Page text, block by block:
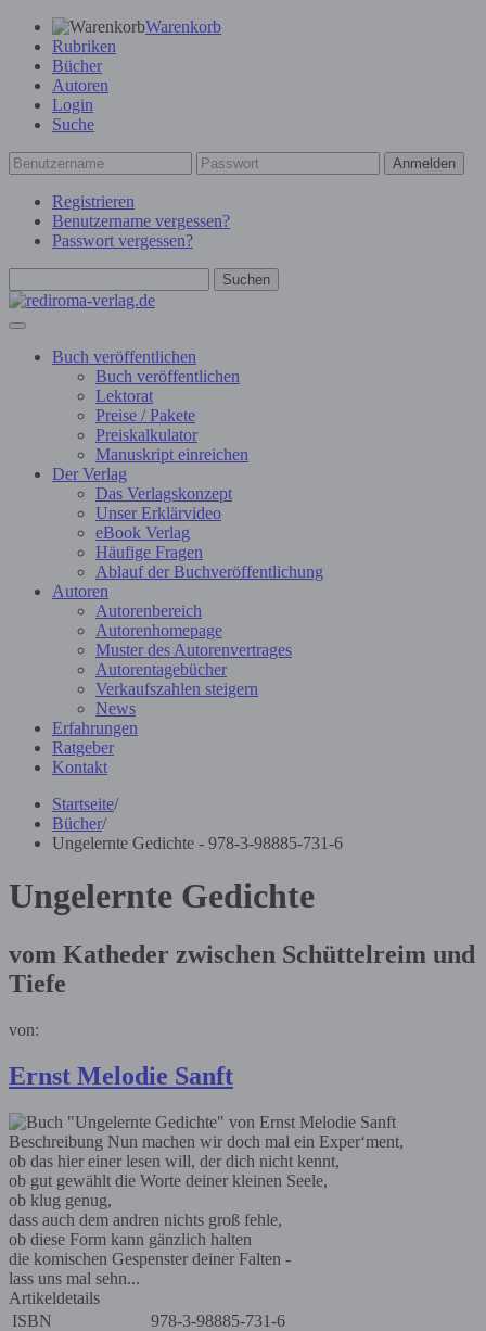
Warenkorb
Rubriken
Bücher
Autoren
Login
Suche
Anmelden
Registrieren
Benutzername vergessen?
Passwort vergessen?
Suchen
Buch veröffentlichen
Buch veröffentlichen
Lektorat
Preise / Pakete
Preiskalkulator
Manuskript einreichen
Der Verlag
Das Verlagskonzept
Unser Erklärvideo
eBook Verlag
Häufige Fragen
Ablauf der Buchveröffentlichung
Autoren
Autorenbereich
Autorenhomepage
Muster des Autorenvertrages
Autorentagebücher
Verkaufszahlen steigern
News
Erfahrungen
Ratgeber
Kontakt
Startseite/
Bücher/
Ungelernte Gedichte - 978-3-98885-731-6
Ungelernte Gedichte
vom Katheder zwischen Schüttelreim und
Tiefe
von:
Ernst Melodie Sanft
Beschreibung Nun machen wir doch mal ein Exper‘ment,
ob das hier einer lesen will, der dich nicht kennt,
ob gut gewählt die Worte deiner kleinen Seele,
ob klug genug,
dass auch dem andren nichts groß fehle,
ob diese Form kann gänzlich halten
die komischen Gespenster deiner Falten -
lass uns mal sehn...
Artikeldetails
ISBN
978-3-98885-731-6